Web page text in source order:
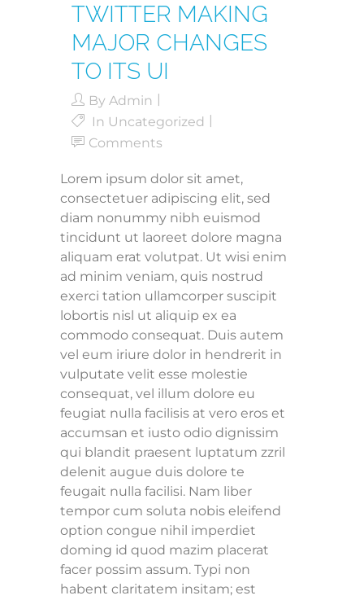
TWITTER MAKING
MAJOR CHANGES
TO ITS UI
By Admin
In Uncategorized
Comments
Lorem ipsum dolor sit amet,
consectetuer adipiscing elit, sed
diam nonummy nibh euismod
tincidunt ut laoreet dolore magna
aliquam erat volutpat. Ut wisi enim
ad minim veniam, quis nostrud
exerci tation ullamcorper suscipit
lobortis nisl ut aliquip ex ea
commodo consequat. Duis autem
vel eum iriure dolor in hendrerit in
vulputate velit esse molestie
consequat, vel illum dolore eu
feugiat nulla facilisis at vero eros et
accumsan et iusto odio dignissim
qui blandit praesent luptatum zzril
delenit augue duis dolore te
feugait nulla facilisi. Nam liber
tempor cum soluta nobis eleifend
option congue nihil imperdiet
doming id quod mazim placerat
facer possim assum. Typi non
habent claritatem insitam; est